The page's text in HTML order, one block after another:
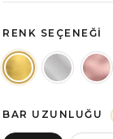
RENK SEÇENEĞI
BAR UZUNLUĞU